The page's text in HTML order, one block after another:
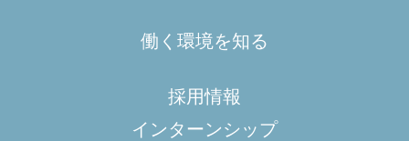
働く環境を知る
採用情報
インターンシップ